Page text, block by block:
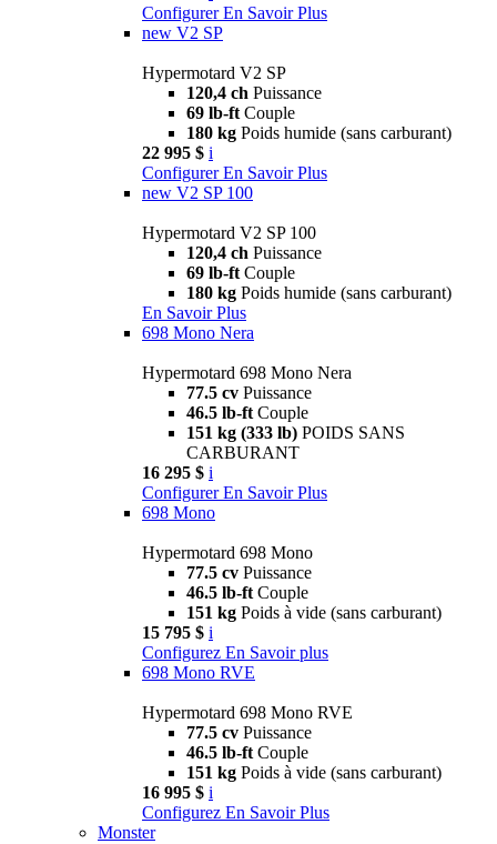
Configurer En Savoir Plus
new V2 SP
Hypermotard V2 SP
120,4 ch Puissance
69 lb-ft Couple
180 kg Poids humide (sans carburant)
22 995 $ i
Configurer En Savoir Plus
new V2 SP 100
Hypermotard V2 SP 100
120,4 ch Puissance
69 lb-ft Couple
180 kg Poids humide (sans carburant)
En Savoir Plus
698 Mono Nera
Hypermotard 698 Mono Nera
77.5 cv Puissance
46.5 lb-ft Couple
151 kg (333 lb) POIDS SANS
CARBURANT
16 295 $ i
Configurer En Savoir Plus
698 Mono
Hypermotard 698 Mono
77.5 cv Puissance
46.5 lb-ft Couple
151 kg Poids à vide (sans carburant)
15 795 $ i
Configurez En Savoir plus
698 Mono RVE
Hypermotard 698 Mono RVE
77.5 cv Puissance
46.5 lb-ft Couple
151 kg Poids à vide (sans carburant)
16 995 $ i
Configurez En Savoir Plus
Monster